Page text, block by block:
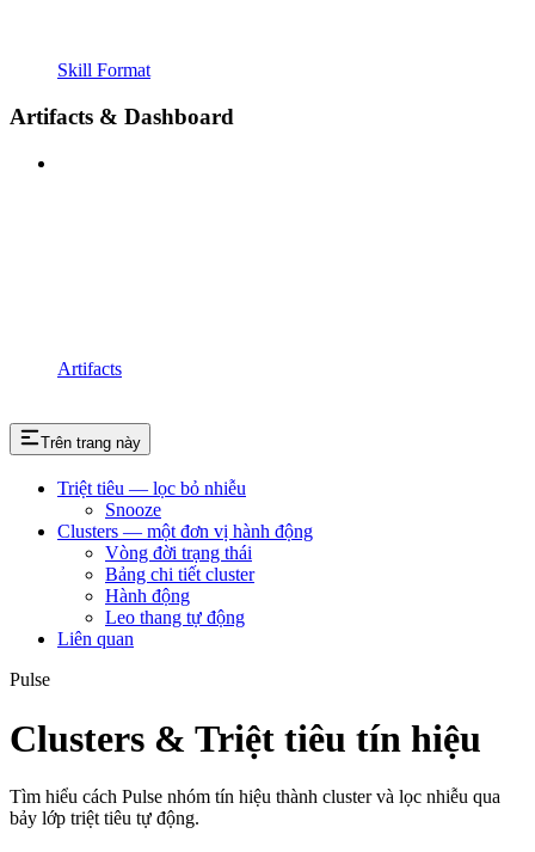
Skill Format
Artifacts & Dashboard
Artifacts
Trên trang này
Triệt tiêu — lọc bỏ nhiễu
Snooze
Clusters — một đơn vị hành động
Vòng đời trạng thái
Bảng chi tiết cluster
Hành động
Leo thang tự động
Liên quan
Pulse
Clusters & Triệt tiêu tín hiệu
Tìm hiểu cách Pulse nhóm tín hiệu thành cluster và lọc nhiễu qua
bảy lớp triệt tiêu tự động.